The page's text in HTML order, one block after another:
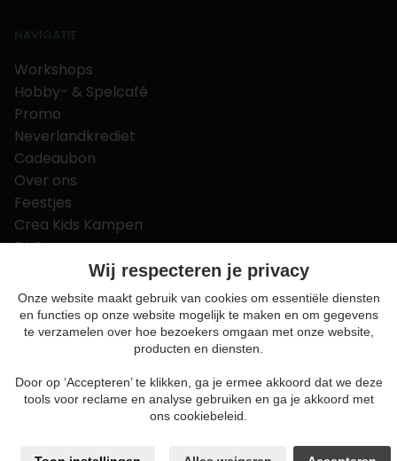
NAVIGATIE
Workshops
Hobby- & Spelcafé
Promo
Neverlandkrediet
Cadeaubon
Over ons
Feestjes
Crea Kids Kampen
FAQ
Tips & tricks
Contact
Nieuws & Vacatures
Algemene voorwaarden
Privacy en cookie policy
Sitemap
Wij respecteren je privacy
Onze website maakt gebruik van cookies om essentiële diensten
en functies op onze website mogelijk te maken en om gegevens
te verzamelen over hoe bezoekers omgaan met onze website,
producten en diensten.
Door op ‘Accepteren’ te klikken, ga je ermee akkoord dat we deze
tools voor reclame en analyse gebruiken en ga je akkoord met
ons cookiebeleid.